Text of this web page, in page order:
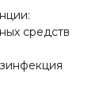
средств